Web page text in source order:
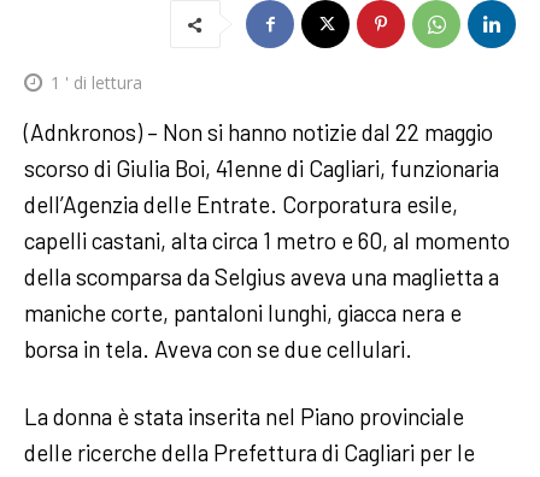
1 ' di lettura
(Adnkronos) – Non si hanno notizie dal 22 maggio
scorso di Giulia Boi, 41enne di Cagliari, funzionaria
dell’Agenzia delle Entrate. Corporatura esile,
capelli castani, alta circa 1 metro e 60, al momento
della scomparsa da Selgius aveva una maglietta a
maniche corte, pantaloni lunghi, giacca nera e
borsa in tela. Aveva con se due cellulari.
La donna è stata inserita nel Piano provinciale
delle ricerche della Prefettura di Cagliari per le